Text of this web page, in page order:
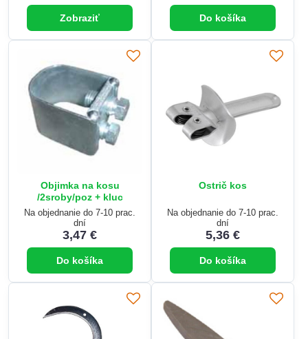
Zobraziť Do košíka
Objimka na kosu
/2sroby/poz + kluc
Na objednanie do 7-10 prac.
dní
3,47 €
Do košíka
Ostrič kos
Na objednanie do 7-10 prac.
dní
5,36 €
Do košíka